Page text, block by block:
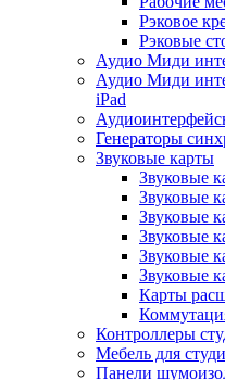
Рэковое
Рэковые
Аудио Миди
Аудио Миди
iPad
Генераторы
Звуковые карты
Звуковые
Звуковые
Звуковые
Звуковые
Звуковые
Звуковые
Карты
Контроллеры
Мебель для
Панели